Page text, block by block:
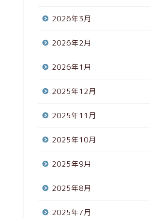
2026年3月
2026年2月
2026年1月
2025年12月
2025年11月
2025年10月
2025年9月
2025年8月
2025年7月